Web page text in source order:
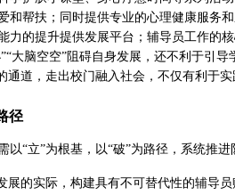
和帮扶；同时提供专业的心理健康服务
力的提升提供发展平台；辅导员工作的
大脑空空”阻碍自身发展，还不利于引
道，走出校门融入社会，不仅有利于
径
“立”为根基，以“破”为路径，系统推进
展的实际，构建具有不可替代性的辅导